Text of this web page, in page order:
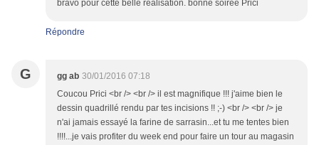
bravo pour cette belle réalisation. bonne soirée Prici
Répondre
G gg ab 30/01/2016 07:18
Coucou Prici <br /> <br /> il est magnifique !!! j'aime bien le
dessin quadrillé rendu par tes incisions !! ;-) <br /> <br /> je
n'ai jamais essayé la farine de sarrasin...et tu me tentes bien
!!!!...je vais profiter du week end pour faire un tour au magasin